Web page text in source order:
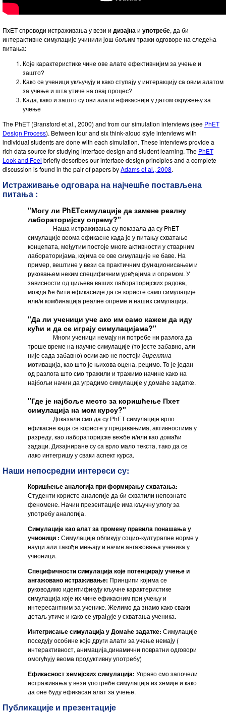
Teaching with PhET
Impact Report
ПхЕТ спроводи истраживања у вези и дизајнаи употребе, да би
интерактивне симулације учинили још бољим тражи одговоре на следећа
питања:
Које карактеристике чине ове алате ефективнијим за учење и
зашто?
Како се ученици укључују и како ступају у интеракцију са овим алатом
за учење и шта утиче на овај процес?
Када, како и зашто су ови алати ефикаснији у датом окружењу за
учење
The PhET (Bransford et al., 2000) and from our simulation interviews (see PhET
Design Process). Between four and six think-aloud style interviews with
individual students are done with each simulation. These interviews provide a
rich data source for studying interface design and student learning. The PhET
Look and Feel briefly describes our interface design principles and a complete
discussion is found in the pair of papers byAdams et al., 2008.
Истраживање одговара на најчешће постављена
питања :
"Могу ли PhETсимулације да замене реалну
лабораторијску опрему?"
Наша истраживања су показала да су PhET
симулације веома ефикасне када је у питању схватање
концепата, међутим постоје многе активности у стварним
лабораторијама, којима се ове симулације не баве. На
пример, вештине у вези са практичним функционисањем и
руковањем неким специфичним уређајима и опремом. У
зависности од циљева ваших лабораторијских радова,
можда ће бити ефикасније да се користе само симулације
или/и комбинација реалне опреме и наших симулација.
"Да ли ученици уче ако им само кажем да иду
кући и да се играју симулацијама?"
Многи ученици немају ни потребе ни разлога да
троше време на научне симулације (то јесте забавно, али
није сада забавно) осим ако не постоји директна
мотивација, као што је њихова оцена, рецимо. То је један
од разлога што смо тражили и тражимо начине како на
најбољи начин да уградимо симулације у домаће задатке.
"Где је најбоље место за коришћење Пхет
симулација на мом курсу?"
Доказали смо да су PhET симулације врло
ефикасне када се користе у предавањима, активностима у
разреду, као лабораторијске вежбе и/или као домаћи
задаци. Дизајниране су са врло мало текста, тако да се
лако интегришу у сваки аспект курса.
Наши непосредни интереси су:
Коришћење аналогија при формирању схватања:
Студенти користе аналогије да би схватили непознате
феномене. Начин презентације има кључну улогу за
употребу аналогија.
Симулације као алат за промену правила понашања у
учионици : Симулације обликују социо-културалне норме у
науци али такође мењају и начин ангажовања ученика у
учионици.
Специфичности симулација које потенцирају учење и
ангажовано истраживање: Принципи којима се
руководимо идентификују кључне карактеристике
симулација које их чине ефикасним при учењу и
интересантним за ученике. Желимо да знамо како сваки
детаљ утиче и како се уграђује у схватања ученика.
Интегрисање симулација у Домаће задатке: Симулације
поседују особине које други алати за учење немају (
интерактивност, анимација,динамични повратни одговори
омогућују веома продуктивну употребу)
Ефикасност хемијских симулација: Управо смо започели
истраживања у вези употребе симулација из хемије и како
да оне буду ефикасан алат за учење.
Публикације и презентације